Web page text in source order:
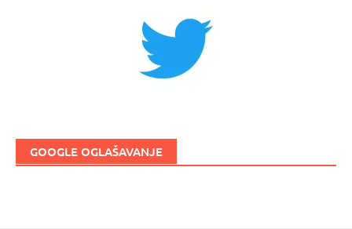
GOOGLE OGLAŠAVANJE